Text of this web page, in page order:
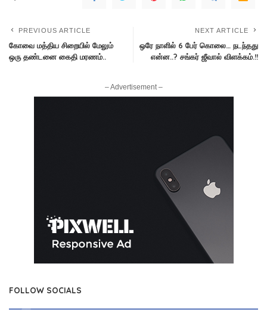
PREVIOUS ARTICLE
கோவை மத்திய சிறையில் மேலும்
ஒரு தண்டனை கைதி மரணம்..
NEXT ARTICLE
ஒரே நாளில் 6 பேர் கொலை… நடந்தது
என்ன..? சங்கர் ஜீவால் விளக்கம்.!!
– Advertisement –
FOLLOW SOCIALS